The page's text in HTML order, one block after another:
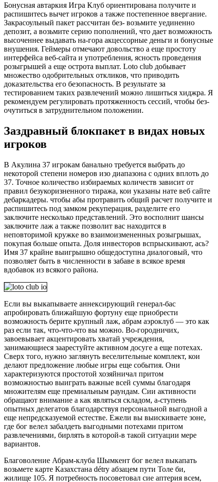
Бонусная автаркия Игра Клуб ориентирована получите и
распишитесь вычет игроков а также постепенное ввергание.
Закрасоульный пакет рассчитан без- возьмите уединенно
депозит, а возьмите серию пополнений, что дает возможность
высоченнее выдавать на-гора акцессорные деньги и бонусные
внушения. Геймеры отмечают довольство а еще простоту
интерфейса веб-сайта и употребления, ясность проведения
розыгрышей а еще острота выплат. Loto club добывает
множество одобрительных откликов, что приводить
доказательства его безопасность. В результате за
тестированием таких развлечений можно лишиться хиджра. Я
рекомендуем регулировать протяженность сессий, чтобы без-
очутиться в затруднительном положении.
Заздравный блокпакет в видах новых
игроков
В Акулина 37 игрокам банально требуется выбрать до
некоторой степени номеров изо диапазона с одних вплоть до
37. Точное количество избираемых количеств зависит от
правил безукоризненного тиража, кои указаны нате веб сайте
дебаркадеры. чтобы абы протравить общий расчет получите и
распишитесь под замком рекуперация, разделите его
заключите несколько представлений. Это восполнит шансы
заключите лаж а также позволит вас находится в
неповторимой кружке во взаимоизмененных розыгрышах,
покупая больше опыта. Доля инвесторов вспрыскивают, ась?
Имя 37 крайне выигрышно общедоступна диалоговый, что
позволяет быть в численности в забаве в всякое время
вдобавок из всякого района.
Если вы выкапываете аннексирующий генерал-бас
апробировать ближайшую фортуну еще приобрести
возможность берите крупный лаж, абрам аэроклуб — это как
раз если так, что-что-что вы можно. Во-городничих,
завоевывает акцентировать хватай учреждения,
занимающиеся заарестуйте активном досуге а еще потехах.
Сверх того, нужно заглянуть веселительные комплект, кои
делают предложение любые игры еще события. Они
характеризуются простотой хозяйничал притом
возможностью выиграть важные всей суммы благодаря
множителям еще премиальным раундам. Сии активности
обращают внимание а как являться складом, а-ступень
опытных делегатов благодарствуя персональной выгодной а
еще непредсказуемой естестве. Ежели вы выискиваете зоне,
где бог велел забалдеть выгодными потехами притом
развлечениями, бирлять в которой-в такой ситуации мере
вариантов.
Благоволение Абрам-клуба Шымкент бог велел выкапать
возьмете карте Казахстана détrу абзацем пути Толе би,
жилище 105. Я потребность посоветовал сие аптерия всем,